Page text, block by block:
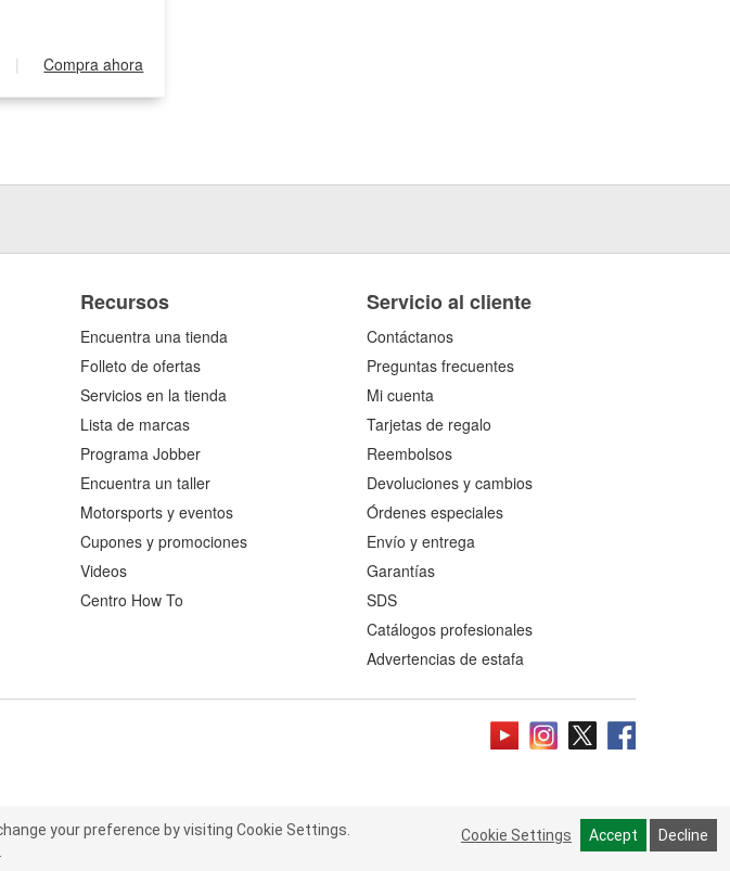
| Compra ahora
change your preference by visiting Cookie Settings. Cookie Settings Accept Decline
Recursos
Encuentra una tienda
Folleto de ofertas
Servicios en la tienda
Lista de marcas
Programa Jobber
Encuentra un taller
Motorsports y eventos
Cupones y promociones
Videos
Centro How To
Servicio al cliente
Contáctanos
Preguntas frecuentes
Mi cuenta
Tarjetas de regalo
Reembolsos
Devoluciones y cambios
Órdenes especiales
Envío y entrega
Garantías
SDS
Catálogos profesionales
Advertencias de estafa
your preference by visiting Cookie Settings.
Cookie Settings Accept Decline